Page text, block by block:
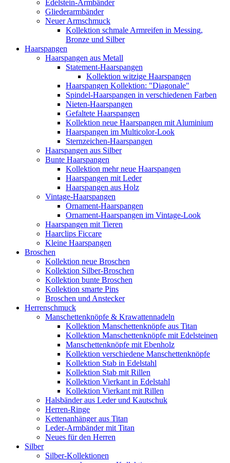
Edelstein-Armbänder
Gliederarmbänder
Neuer Armschmuck
Kollektion schmale Armreifen in Messing,
Bronze und Silber
Haarspangen
Haarspangen aus Metall
Statement-Haarspangen
Kollektion witzige Haarspangen
Haarspangen Kollektion: "Diagonale"
Spindel-Haarspangen in verschiedenen Farben
Nieten-Haarspangen
Gefaltete Haarspangen
Kollektion neue Haarspangen mit Aluminium
Haarspangen im Multicolor-Look
Sternzeichen-Haarspangen
Haarspangen aus Silber
Bunte Haarspangen
Kollektion mehr neue Haarspangen
Haarspangen mit Leder
Haarspangen aus Holz
Vintage-Haarspangen
Ornament-Haarspangen
Ornament-Haarspangen im Vintage-Look
Haarspangen mit Tieren
Haarclips Ficcare
Kleine Haarspangen
Broschen
Kollektion neue Broschen
Kollektion Silber-Broschen
Kollektion bunte Broschen
Kollektion smarte Pins
Broschen und Anstecker
Herrenschmuck
Manschettenknöpfe & Krawattennadeln
Kollektion Manschettenknöpfe aus Titan
Kollektion Manschettenknöpfe mit Edelsteinen
Manschettenknöpfe mit Ebenholz
Kollektion verschiedene Manschettenknöpfe
Kollektion Stab in Edelstahl
Kollektion Stab mit Rillen
Kollektion Vierkant in Edelstahl
Kollektion Vierkant mit Rillen
Halsbänder aus Leder und Kautschuk
Herren-Ringe
Kettenanhänger aus Titan
Leder-Armbänder mit Titan
Neues für den Herren
Silber
Silber-Kollektionen